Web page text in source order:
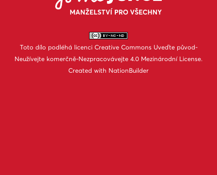
Toto dílo podléhá licenci Creative Commons Uveďte původ-
Neužívejte komerčně-Nezpracovávejte 4.0 Mezinárodní License.
Created with NationBuilder